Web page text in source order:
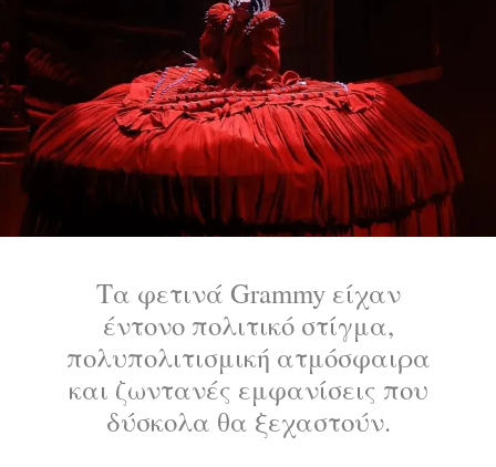
Τα φετινά Grammy είχαν
έντονο πολιτικό στίγμα,
πολυπολιτισμική ατμόσφαιρα
και ζωντανές εμφανίσεις που
δύσκολα θα ξεχαστούν.